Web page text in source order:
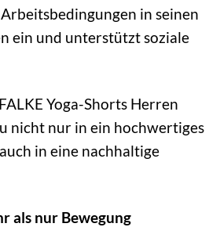
in seinen
ein und unterstützt soziale
Yoga-Shorts Herren
nicht nur in ein hochwertiges
in eine nachhaltige
als nur Bewegung